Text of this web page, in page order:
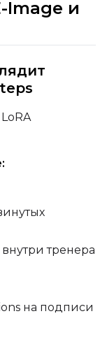
Image и
тренера
на подписи